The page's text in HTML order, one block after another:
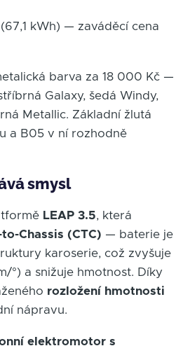
(67,1 kWh) — zaváděcí cena
barva za 18 000 Kč —
Galaxy, šedá Windy,
Metallic. Základní žlutá
a B05 v ní rozhodně
smysl
LEAP 3.5, která
Chassis (CTC) — baterie je
karoserie, což zvyšuje
°) a snižuje hmotnost. Díky
rozložení hmotnosti
nápravu.
elektromotor s